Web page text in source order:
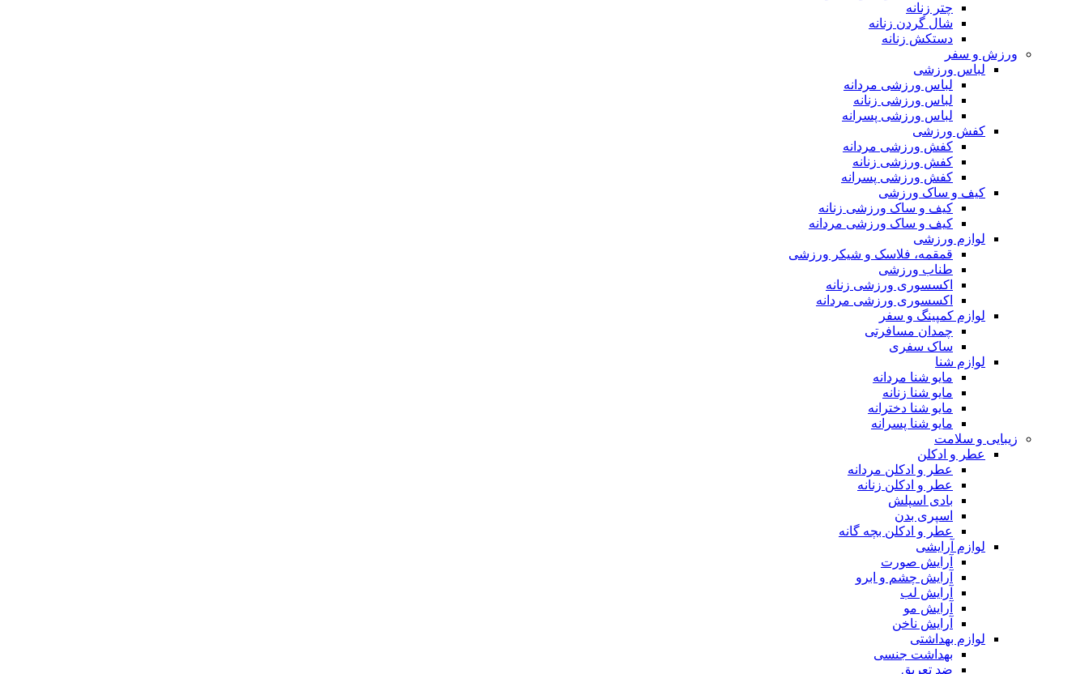
چتر زنانه
شال گردن زنانه
دستکش زنانه
ورزش و سفر
لباس ورزشی
لباس ورزشی مردانه
لباس ورزشی زنانه
لباس ورزشی پسرانه
کفش ورزشی
کفش ورزشی مردانه
کفش ورزشی زنانه
کفش ورزشی پسرانه
کیف و ساک ورزشی
کیف و ساک ورزشی زنانه
کیف و ساک ورزشی مردانه
لوازم ورزشی
قمقمه، فلاسک و شیکر ورزشی
طناب ورزشی
اکسسوری ورزشی زنانه
اکسسوری ورزشی مردانه
لوازم کمپینگ و سفر
چمدان مسافرتی
ساک سفری
لوازم شنا
مایو شنا مردانه
مایو شنا زنانه
مایو شنا دخترانه
مایو شنا پسرانه
زیبایی و سلامت
عطر و ادکلن
عطر و ادکلن مردانه
عطر و ادکلن زنانه
بادی اسپلش
اسپری بدن
عطر و ادکلن بچه گانه
لوازم آرایشی
آرایش صورت
آرایش چشم و ابرو
آرایش لب
آرایش مو
آرایش ناخن
لوازم بهداشتی
بهداشت جنسی
ضد تعریق